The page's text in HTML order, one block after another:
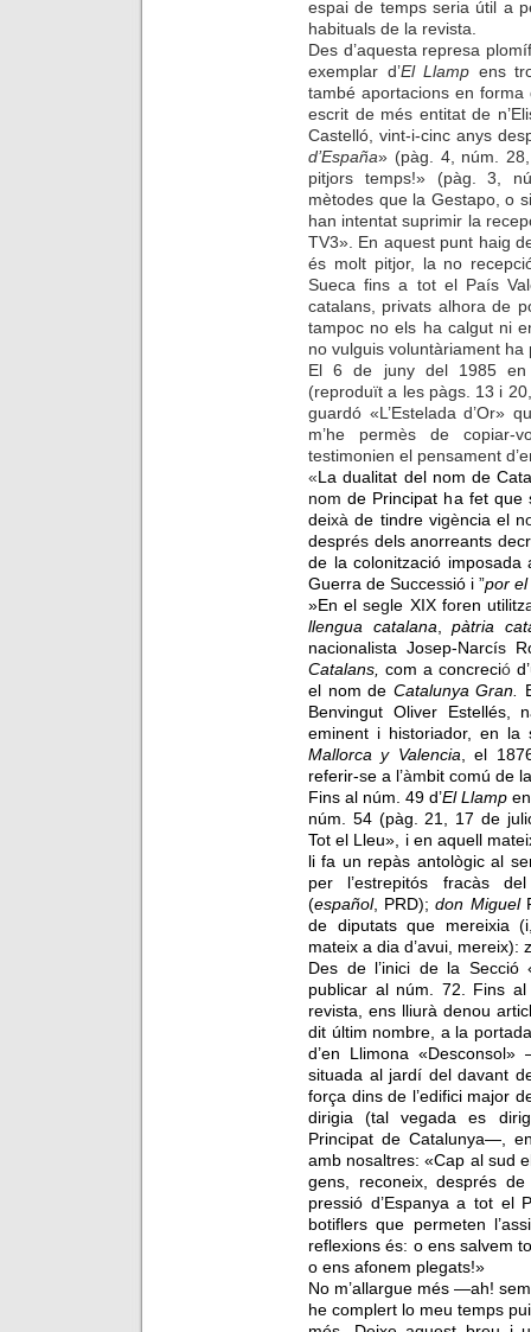
espai de temps seria útil a
habituals de la revista.
Des d’aquesta represa
exemplar d’El Llamp ens
també aportacions en
escrit de més entitat de
Castelló, vint-i-cinc anys
d’España» (pàg. 4, núm.
pitjors temps!» (pàg. 3,
mètodes que la Gestapo, o
han intentat suprimir la
TV3». En aquest punt haig
és molt pitjor, la no
Sueca fins a tot el País
catalans, privats alhora de
tampoc no els ha calgut ni
no vulguis voluntàriament ha
El 6 de juny del 1985 en
(reproduït a les pàgs. 13 i
guardó «L’Estelada d’Or»
m’he permès de copiar-
testimonien el pensament
«La dualitat del nom de
nom de Principat ha fet
deixà de tindre vigència el n
després dels anorreants d
de la colonització imposada
Guerra de Successió i ”por el
»En elsegle XIX foren utilitz
llengua catalana, pàtria
nacionalista Josep-Narcís
Catalans, com a concreció
el nom de Catalunya Gran.
Benvingut Oliver Estellés,
eminent i historiador, en
Mallorcay Valencia, el
referir-se a l’àmbit comú de
Fins al núm. 49 d’El Llamp
núm. 54 (pàg. 21, 17 de
Tot el Lleu», i en aquell
li fa un repàs antològic al
per l’estrepitós fracàs
(español, PRD);don Miguel
de diputats que mereixia
mateix a dia d’avui, mereix):
Des de l’inici de la Secció
publicar al núm. 72. Fins
revista, ens lliurà denou
dit últim nombre, a la
d’en Llimona «Desconsol»
situada al jardí del davant
força dins de l’edifici major
dirigia (tal vegada es
Principat de Catalunya—,
amb nosaltres: «Cap al sud
gens, reconeix, després
pressió d’Espanya a tot el
botiflers que permeten
reflexions és: o ens salvem
o ens afonem plegats!»
No m’allargue més —ah!
he complert lo meu temps